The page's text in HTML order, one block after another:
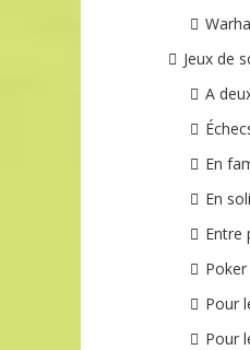
Jeux de
A
En
En
Entre
Poker
Pour
Pour